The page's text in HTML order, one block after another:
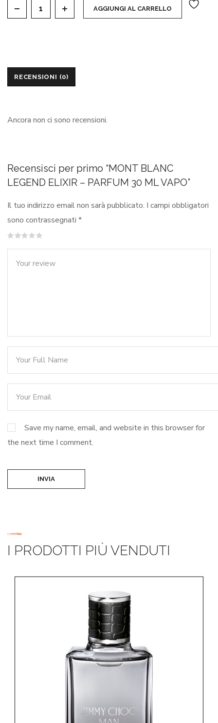
MONT BLANC LEGEND ELIXIR - PARFUM 30 ML
AGGIUNGI AL CARRELLO
RECENSIONI (0)
Ancora non ci sono recensioni.
Recensisci per primo “MONT BLANC
LEGEND ELIXIR – PARFUM 30 ML VAPO”
Il tuo indirizzo email non sarà pubblicato. I campi obbligatori
sono contrassegnati *
Save my name, email, and website in this browser for
the next time I comment.
INVIA
I PRODOTTI PIÙ VENDUTI